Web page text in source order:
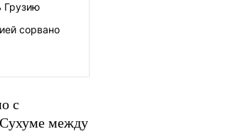
Грузию
сорвано
с
между